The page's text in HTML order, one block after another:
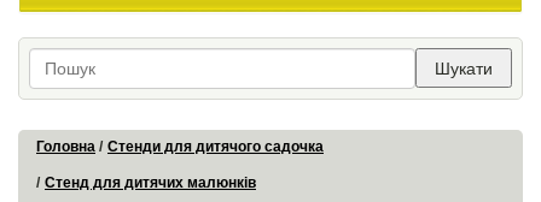
Шукати
Головна Стенди для дитячого садочка
Стенд для дитячих малюнків